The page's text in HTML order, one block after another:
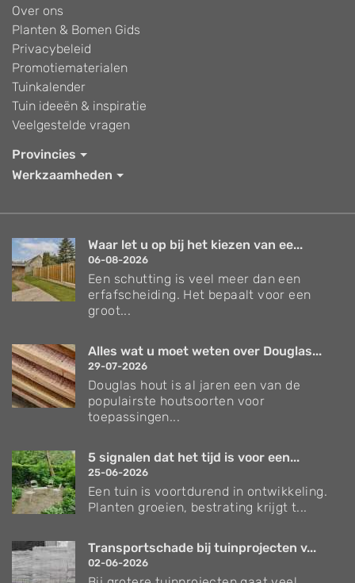
Over ons
Planten & Bomen Gids
Privacybeleid
Promotiematerialen
Tuinkalender
Tuin ideeën & inspiratie
Veelgestelde vragen
Provincies
Werkzaamheden
Waar let u op bij het kiezen van ee...
06-08-2026
Een schutting is veel meer dan een
erfafscheiding. Het bepaalt voor een
groot...
Alles wat u moet weten over Douglas...
29-07-2026
Douglas hout is al jaren een van de
populairste houtsoorten voor
toepassingen...
5 signalen dat het tijd is voor een...
25-06-2026
Een tuin is voortdurend in ontwikkeling.
Planten groeien, bestrating krijgt t...
Transportschade bij tuinprojecten v...
02-06-2026